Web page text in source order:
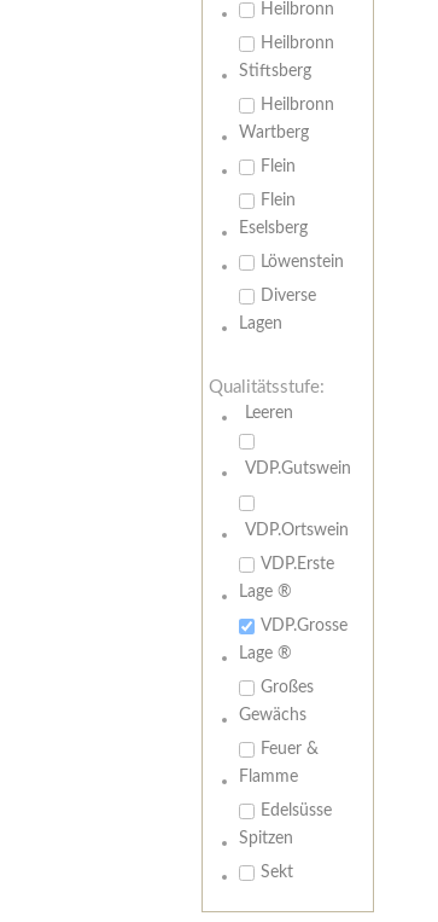
Heilbronn
Heilbronn
Stiftsberg
Heilbronn
Wartberg
Flein
Flein
Eselsberg
Löwenstein
Diverse
Lagen
Qualitätsstufe:
Leeren
VDP.Gutswein
VDP.Ortswein
VDP.Erste
Lage ®
VDP.Grosse
Lage ®
Großes
Gewächs
Feuer &
Flamme
Edelsüsse
Spitzen
Sekt